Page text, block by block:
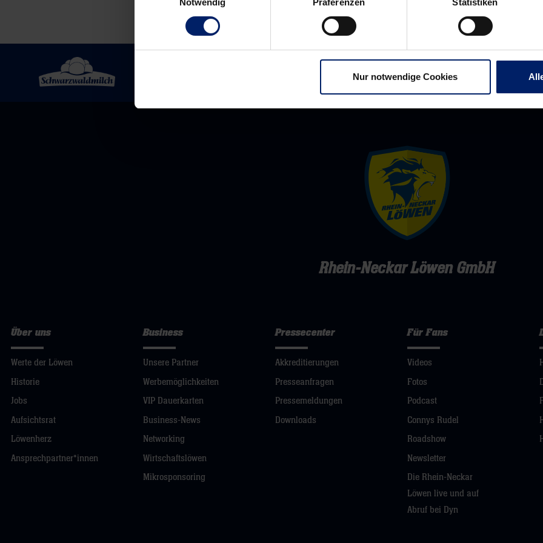
Nur notwendige Cookies
Punkte
Titel
Rhein-Neckar Löwen GmbH
Über uns
Werte der Löwen
Historie
Jobs
Aufsichtsrat
Löwenherz
Ansprechpartner*innen
Business
Unsere Partner
Werbemöglichkeiten
VIP Dauerkarten
Business-News
Networking
Wirtschaftslöwen
Mikrosponsoring
Pressecenter
Akkreditierungen
Presseanfragen
Pressemeldungen
Downloads
Für Fans
Videos
Fotos
Podcast
Connys Rudel
Roadshow
Newsletter
Die Rhein-Neckar
Löwen live und auf
Abruf bei Dyn